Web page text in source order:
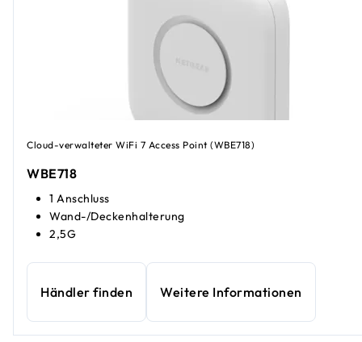
Cloud-verwalteter WiFi 7 Access Point (WBE718)
WBE718
1 Anschluss
Wand-/Deckenhalterung
2,5G
Händler finden Weitere Informationen